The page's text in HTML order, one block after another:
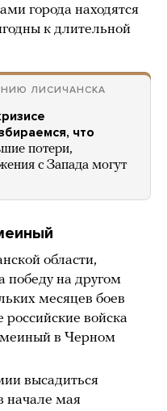
города находятся
к длительной
ЛИСИЧАНСКА
что
потери,
с Запада могут
области,
победу на другом
месяцев боев
российские войска
в Черном
высадиться
начале мая